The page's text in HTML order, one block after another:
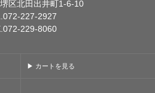
区北田出井町1-6-10
227-2927
229-8060
▶ カートを見る